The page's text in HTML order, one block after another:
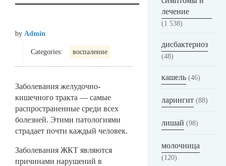
by Admin
Categories: воспаление
Заболевания желудочно-
кишечного тракта — самые
распространенные среди всех
болезней. Этими патологиями
страдает почти каждый человек.
Заболевания ЖКТ являются
причинами нарушений в
лечение
(1 538)
дисбактериоз
(48)
кашель (46)
ларингит (88)
лишай (98)
молочница
(120)